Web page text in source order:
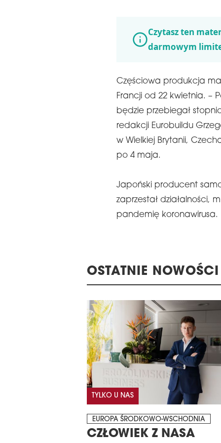
Czytasz ten
darmowym
Częściowa produkcja
Francji od 22 kwietnia. –
będzie przebiegał
redakcji Eurobuildu
w Wielkiej Brytanii,
po 4 maja.
Japoński producent
zaprzestał działalności,
pandemię koronawirusa.
OSTATNIE NOWOŚCI
TYLKO U NAS
EUROPA ŚRODKOWO-WSCHODNIA
CZŁOWIEK Z NASA